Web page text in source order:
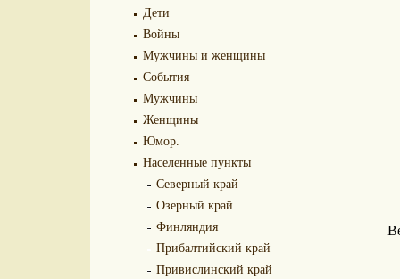
Дети
Войны
Мужчины и женщины
События
Мужчины
Женщины
Юмор.
Населенные пункты
Северный край
Озерный край
Финляндия
Прибалтийский край
Привислинский край